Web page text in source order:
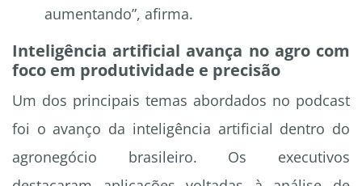
aumentando”, afirma.
Inteligência artificial avança no agro com
foco em produtividade e precisão
Um dos principais temas abordados no podcast
foi o avanço da inteligência artificial dentro do
agronegócio brasileiro. Os executivos